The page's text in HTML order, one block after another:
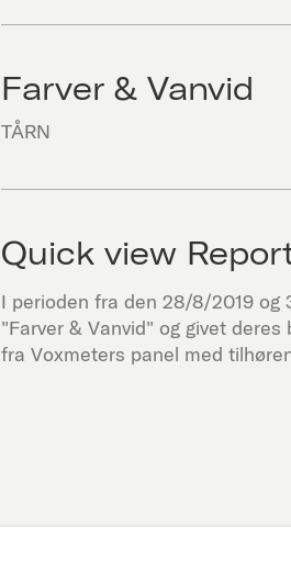
Farver & Vanvid
TÅRN
Quick view
I perioden fra den 28/8/2019 og
"Farver & Vanvid" og givet
fra Voxmeters panel med